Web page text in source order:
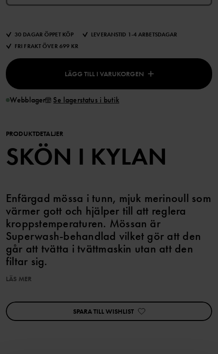
30 DAGAR ÖPPET KÖP
LEVERANSTID 1-4 ARBETSDAGAR
FRI FRAKT ÖVER 699 KR
LÄGG TILL I VARUKORGEN
Webblager Se lagerstatus i butik
PRODUKTDETALJER
SKÖN I KYLAN
Enfärgad mössa i tunn, mjuk merinoull som
värmer gott och hjälper till att reglera
kroppstemperaturen. Mössan är
Superwash-behandlad vilket gör att den
går att tvätta i tvättmaskin utan att den
filtar sig.
cares/hallbara-plagg/vara-hallbarhetsmarkningar»
Produktsäkerhet:
LÄS MER
SPARA TILL WISHLIST